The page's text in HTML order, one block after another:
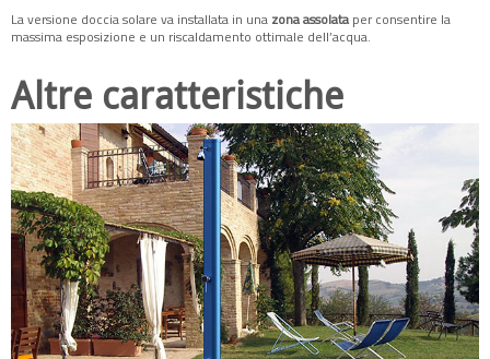
La versione doccia solare va installata in una zona assolata per consentire la
massima esposizione e un riscaldamento ottimale dell’acqua.
Altre caratteristiche